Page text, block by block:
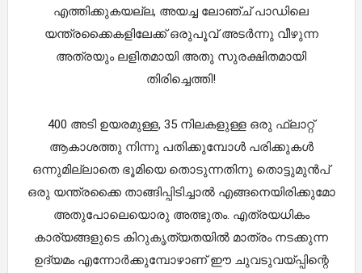
എത്തിക്കുകയല്ല, അയച്ച ലോഞ്ച് പാഡിലെ
യന്ത്രക്കൈകളിലേക്ക് ഒരുപൂവ് അടർന്നു വീഴുന്ന
അത്രയും ലളിതമായി അതു സുരക്ഷിതമായി
തിരിച്ചെത്തി!
400 അടി ഉയരമുള്ള, 35 നിലകളുള്ള ഒരു ഫ്ലാറ്റ്
ആകാശത്തു നിന്നു പതിക്കുമ്പോൾ പരിക്കുകൾ
ഒന്നുമില്ലാതെ ഭൂമിയെ തൊടുന്നതിനു തൊട്ടുമുൻപ്
ഒരു യന്ത്രക്കൈ താങ്ങിപ്പിടിച്ചാൽ എങ്ങനെയിരിക്കുമോ
അതുപോലെയൊരു അത്ഭുതം. എത്രയധികം
കാര്യങ്ങളുടെ കിറുകൃത്യതയിൽ മാത്രം നടക്കുന്ന
ഉദ്യമം എന്നോർക്കുമ്പോഴാണ് ഈ ചുവടുവയ്‌പ്പിന്റെ